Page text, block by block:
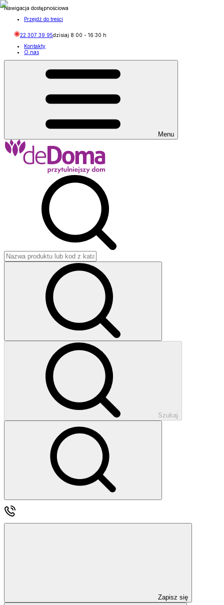
Nawigacja dostępnościowa
Przejdź do treści
22 307 39 95dzisiaj 8:00 - 16:30 h
Kontakty
O nas
Menu
Szukaj
Zapisz się